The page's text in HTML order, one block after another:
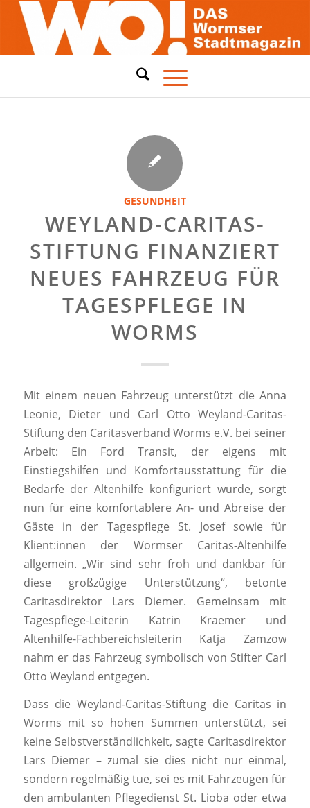
GESUNDHEIT
WEYLAND-CARITAS-
STIFTUNG FINANZIERT
NEUES FAHRZEUG FÜR
TAGESPFLEGE IN
WORMS
Mit einem neuen Fahrzeug unterstützt die Anna
Leonie, Dieter und Carl Otto Weyland-Caritas-
Stiftung den Caritasverband Worms e.V. bei seiner
Arbeit: Ein Ford Transit, der eigens mit
Einstiegshilfen und Komfortausstattung für die
Bedarfe der Altenhilfe konfiguriert wurde, sorgt
nun für eine komfortablere An- und Abreise der
Gäste in der Tagespflege St. Josef sowie für
Klient:innen der Wormser Caritas-Altenhilfe
allgemein. „Wir sind sehr froh und dankbar für
diese großzügige Unterstützung“, betonte
Caritasdirektor Lars Diemer. Gemeinsam mit
Tagespflege-Leiterin Katrin Kraemer und
Altenhilfe-Fachbereichsleiterin Katja Zamzow
nahm er das Fahrzeug symbolisch von Stifter Carl
Otto Weyland entgegen.
Dass die Weyland-Caritas-Stiftung die Caritas in
Worms mit so hohen Summen unterstützt, sei
keine Selbstverständlichkeit, sagte Caritasdirektor
Lars Diemer – zumal sie dies nicht nur einmal,
sondern regelmäßig tue, sei es mit Fahrzeugen für
den ambulanten Pflegedienst St. Lioba oder etwa